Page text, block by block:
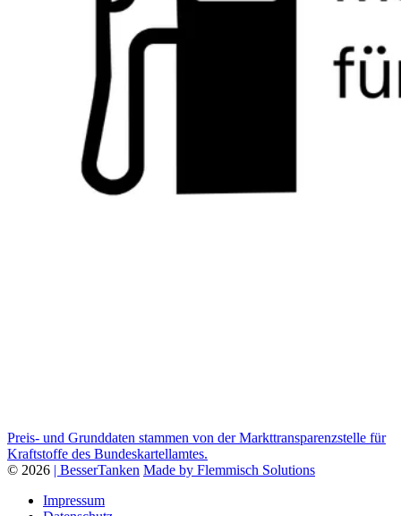
Preis- und Grunddaten stammen von der Markttransparenzstelle für
Kraftstoffe des Bundeskartellamtes.
© 2026 | BesserTanken Made by Flemmisch Solutions
Impressum